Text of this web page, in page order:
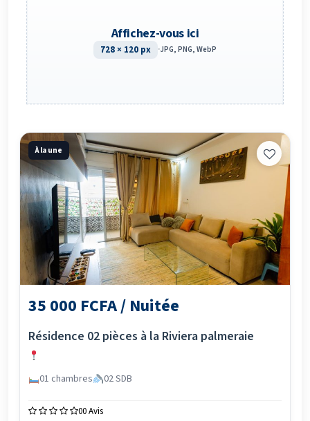
Affichez-vous ici
728 × 120 px ·JPG, PNG, WebP
À la une
35 000 FCFA / Nuitée
Résidence 02 pièces à la Riviera palmeraie
01 chambres 02 SDB
00 Avis